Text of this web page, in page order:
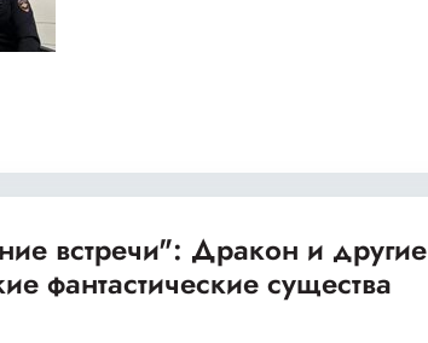
встречи": Дракон и другие
фантастические существа